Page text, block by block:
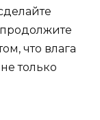
что влага
только